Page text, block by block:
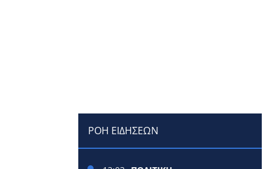
ΡΟΗ ΕΙΔΗΣΕΩΝ